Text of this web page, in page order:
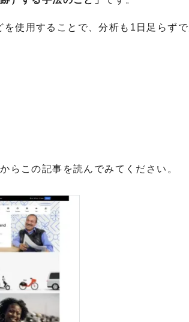
を使用することで、分析も1日足らず
らこの記事を読んでみてください。